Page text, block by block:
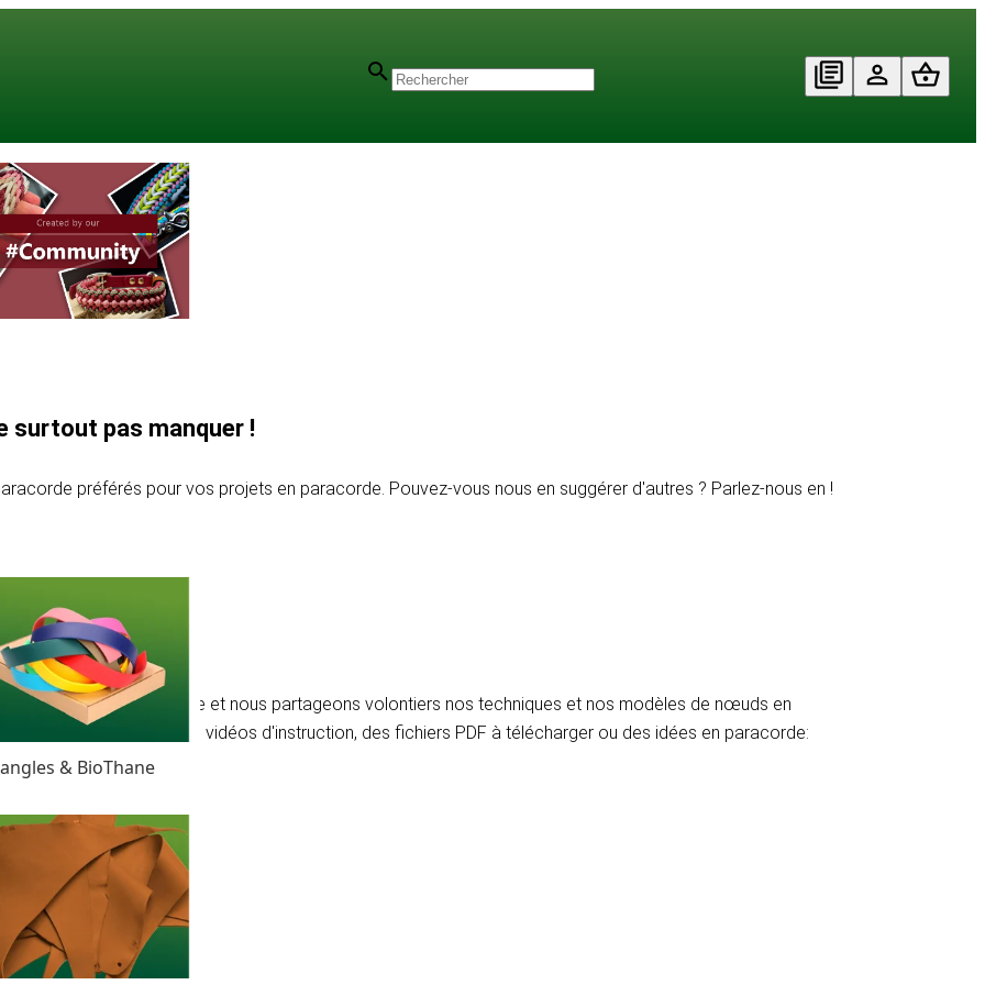
& BioThane
surtout pas manquer !
préférés pour vos projets en paracorde. Pouvez-vous nous en suggérer d'autres ? Parlez-nous en !
techniques de nouage et nous partageons volontiers nos techniques et nos modèles de nœuds en
postons de nouvelles vidéos d'instruction, des fichiers PDF à télécharger ou des idées en paracorde: